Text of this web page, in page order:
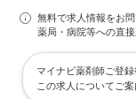
無料で求人情報をお問
薬局・病院等への直
マイナビ薬剤師ご登
この求人についてご案